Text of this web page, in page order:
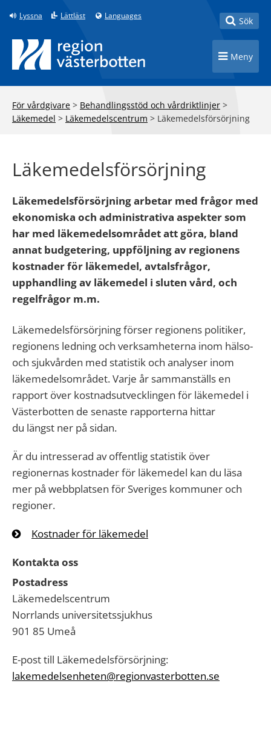
Till innehåll på sidan
Lyssna Lättläst Languages Toggle
Sök
Toggle
Meny
För vårdgivare > Behandlingsstöd och vårdriktlinjer >
Läkemedel > Läkemedelscentrum > Läkemedelsförsörjning
Läkemedelsförsörjning
Läkemedelsförsörjning arbetar med frågor med
ekonomiska och administrativa aspekter som
har med läkemedelsområdet att göra, bland
annat budgetering, uppföljning av regionens
kostnader för läkemedel, avtalsfrågor,
upphandling av läkemedel i sluten vård, och
regelfrågor m.m.
Läkemedelsförsörjning förser regionens politiker,
regionens ledning och verksamheterna inom hälso-
och sjukvården med statistik och analyser inom
läkemedelsområdet. Varje år sammanställs en
rapport över kostnadsutvecklingen för läkemedel i
Västerbotten de senaste rapporterna hittar
du längst ner på sidan.
Är du intresserad av offentlig statistik över
regionernas kostnader för läkemedel kan du läsa
mer på webbplatsen för Sveriges kommuner och
regioner.
Kostnader för läkemedel
Kontakta oss
Postadress
Läkemedelscentrum
Norrlands universitetssjukhus
901 85 Umeå
E-post till Läkemedelsförsörjning:
lakemedelsenheten@regionvasterbotten.se